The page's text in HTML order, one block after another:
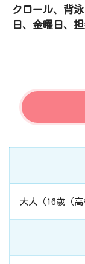
クロール、背
日、金曜日、
大人（16歳（高